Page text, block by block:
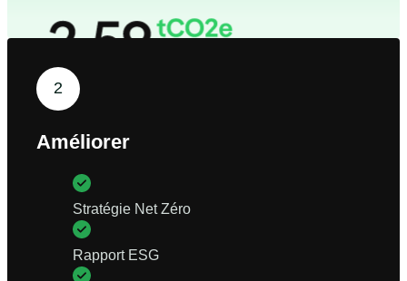
2
Améliorer
Stratégie Net Zéro
Rapport ESG